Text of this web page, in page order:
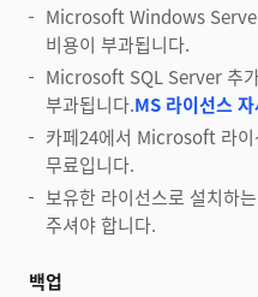
Microsoft Windows
비용이 부과됩니다.
Microsoft SQL Server 추
부과됩니다.MS 라이선스
카페24에서 Microsoft 라이
무료입니다.
보유한 라이선스로 설치하
주셔야 합니다.
백업